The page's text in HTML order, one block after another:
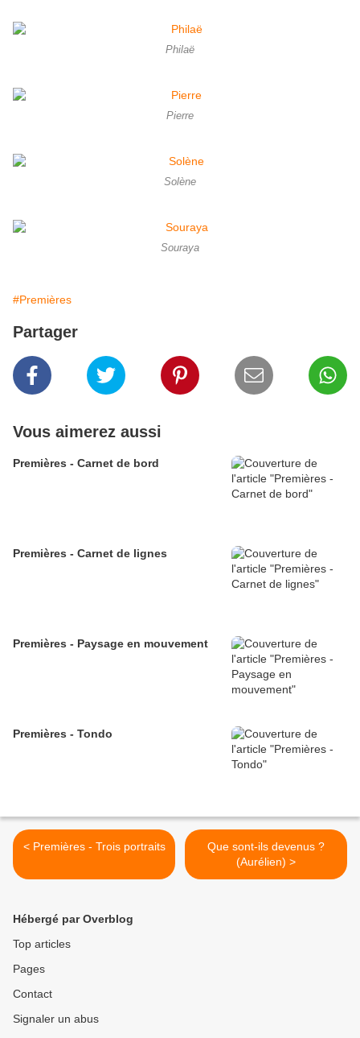
Philaë
Pierre
Solène
Souraya
#Premières
Partager
Vous aimerez aussi
Premières - Carnet de bord
Premières - Carnet de lignes
Premières - Paysage en mouvement
Premières - Tondo
< Premières - Trois portraits
Que sont-ils devenus ?
(Aurélien) >
Hébergé par Overblog
Top articles
Pages
Contact
Signaler un abus